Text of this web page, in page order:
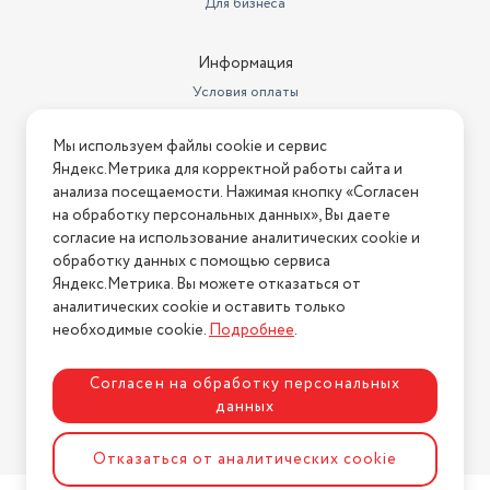
Информация
Условия оплаты
Условия возврата
Нашли ошибку на сайте? Напишите нам
2026 © Интернет-магазин "АстМаркет". У нас есть всё!
Политика конфиденциальности
Разработка сайтаASTDESIGN
Мы используем файлы cookie и сервис
Яндекс.Метрика для корректной работы сайта и
анализа посещаемости. Нажимая кнопку «Согласен
на обработку персональных данных», Вы даете
согласие на использование аналитических cookie и
обработку данных с помощью сервиса
Яндекс.Метрика. Вы можете отказаться от
аналитических cookie и оставить только
необходимые cookie.Подробнее.
Согласен на обработку персональных
данных
Отказаться от аналитических cookie